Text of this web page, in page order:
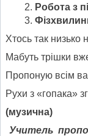
Робота з
Хтось так низько
Мабуть трішки
Пропоную всім
Рухи з «гопака»
(музична)
Учитель